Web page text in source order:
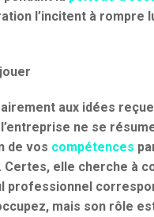
l’incitent à rompre
aux idées
ne se
de vos compétences
Certes, elle cherche à
professionnel
mais son rôle